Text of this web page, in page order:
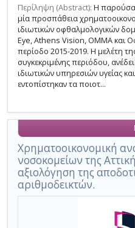
Περίληψη (Abstract): Η παρούσα
μία προσπάθεια
ιδιωτικών οφθαλμολογικών
Eye, Athens Vision, ΟΜΜΑ και
περίοδο 2015-2019. Η μελέτη
συγκεκριμένης περιόδου,
ιδιωτικών υπηρεσιών υγείας
εντοπίστηκαν τα ποιοτ...
Χρηματοοικονομική
νοσοκομείων της
αξιολόγηση της
αριθμοδεικτών.